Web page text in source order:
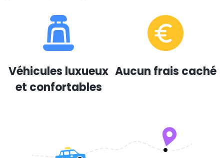
Véhicules luxueux
et confortables
Aucun frais caché